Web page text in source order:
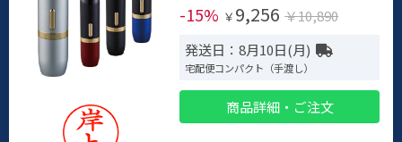
-15% ￥ 9,256 ￥10,890
発送日：8月10日(月)
宅配便コンパクト（手渡し）
商品詳細・ご注文